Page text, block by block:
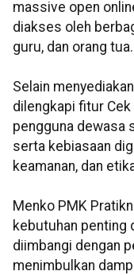
massive open
diakses oleh
guru, dan orang tua.
Selain
dilengkapi fitur Cek
pengguna dewasa
serta kebiasaan
keamanan, dan
Menko PMK
kebutuhan penting
diimbangi dengan
menimbulkan